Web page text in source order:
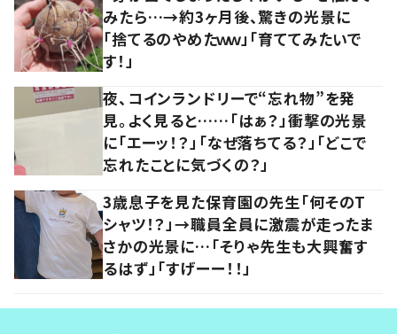
みたら…→約3ヶ月後、驚きの光景に
「捨てるのやめたｗｗ」「育ててみたいで
す！」
夜、コインランドリーで“忘れ物”を発
見。よく見ると……「はぁ？」衝撃の光景
に「エーッ！？」「なぜ落ちてる？」「どこで
忘れたことに気づくの？」
3歳息子を見た保育園の先生「何そのT
シャツ！？」→職員全員に激震が走ったま
さかの光景に…「そりゃ先生も大興奮す
るはず」「すげーー！！」